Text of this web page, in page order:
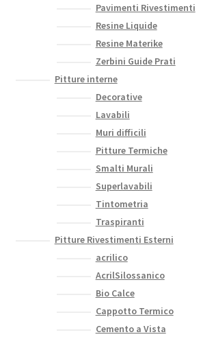
Pavimenti Rivestimenti
Resine Liquide
Resine Materike
Zerbini Guide Prati
Pitture interne
Decorative
Lavabili
Muri difficili
Pitture Termiche
Smalti Murali
Superlavabili
Tintometria
Traspiranti
Pitture Rivestimenti Esterni
acrilico
AcrilSilossanico
Bio Calce
Cappotto Termico
Cemento a Vista